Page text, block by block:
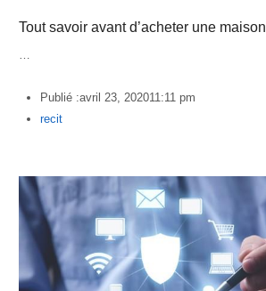
Tout savoir avant d’acheter une maison
Publié :avril 23, 202011:11 pm
Author
recit